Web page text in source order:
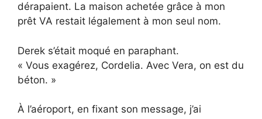
dérapaient. La maison achetée grâce à mon
prêt VA restait légalement à mon seul nom.
Derek s’était moqué en paraphant.
« Vous exagérez, Cordelia. Avec Vera, on est du
béton. »
À l’aéroport, en fixant son message, j’ai